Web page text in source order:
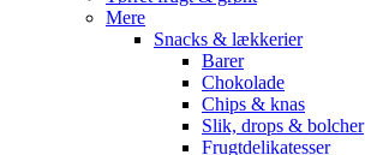
Mere
Snacks & lækkerier
Barer
Chokolade
Chips & knas
Slik, drops & bolcher
Frugtdelikatesser